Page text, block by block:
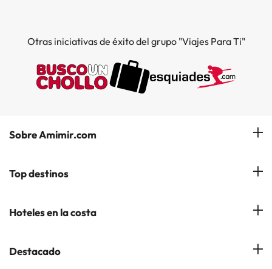
Otras iniciativas de éxito del grupo "Viajes Para Ti"
Sobre Amimir.com
¿Quiénes somos?
Gestionar mi reserva
Top destinos
Hoteles en Salou
Hoteles en Andorra la Vella
Hoteles en la costa
Hoteles en la Costa Azahar
Destacado